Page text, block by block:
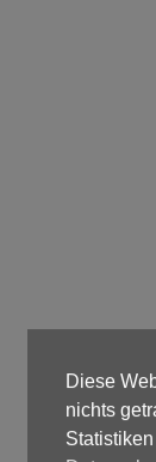
Diese
nichts